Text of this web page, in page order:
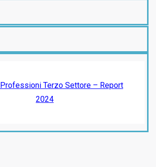
Professioni Terzo Settore – Report
2024